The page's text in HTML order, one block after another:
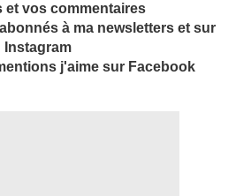
et vos commentaires
à ma newsletters et sur
Instagram
j'aime sur Facebook